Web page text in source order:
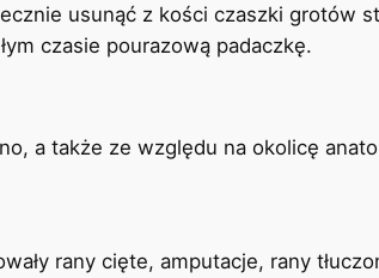
usunąć z kości czaszki grotów
czasie pourazową padaczkę.
a także ze względu na okolicę
rany cięte, amputacje, rany